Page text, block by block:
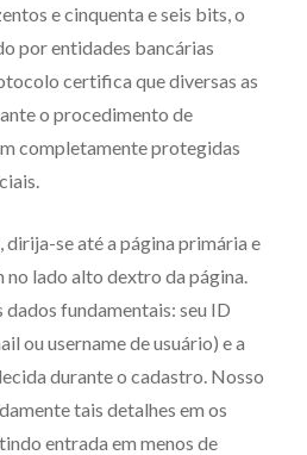
e cinquenta e seis bits, o
por entidades bancárias
certifica que diversas as
o procedimento de
completamente protegidas
dirija-se até a página primária e
lado alto dextro da página.
fundamentais: seu ID
ou username de usuário) e a
durante o cadastro. Nosso
tais detalhes em os
entrada em menos de